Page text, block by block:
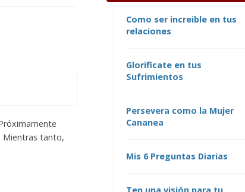
Mientras tanto,
Como ser increible en tus
relaciones
Glorificate en tus
Sufrimientos
Persevera como la Mujer
Cananea
Mis 6 Preguntas Diarias